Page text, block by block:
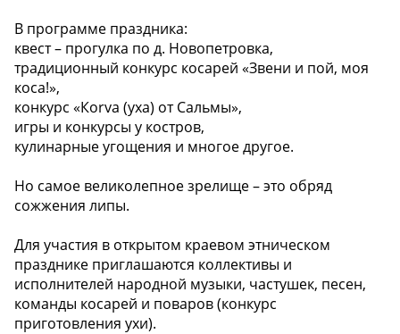
В программе праздника:
квест – прогулка по д. Новопетровка,
традиционный конкурс косарей «Звени и пой, моя
коса!»,
конкурс «Коrva (уха) от Сальмы»,
игры и конкурсы у костров,
кулинарные угощения и многое другое.
Но самое великолепное зрелище – это обряд
сожжения липы.
Для участия в открытом краевом этническом
празднике приглашаются коллективы и
исполнителей народной музыки, частушек, песен,
команды косарей и поваров (конкурс
приготовления ухи).